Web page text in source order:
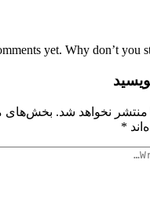
yet. Why don’t you
نخواهد شد. بخش‌های
*